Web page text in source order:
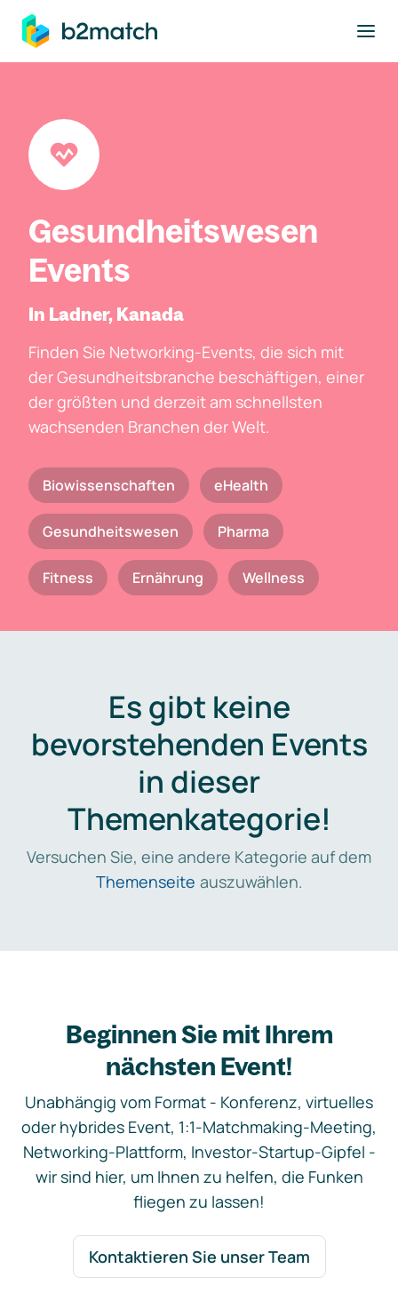
springen
Gesundheitswesen
Events
In Ladner, Kanada
Finden Sie Networking-Events, die sich mit
der Gesundheitsbranche beschäftigen, einer
der größten und derzeit am schnellsten
wachsenden Branchen der Welt.
Biowissenschaften eHealth
Gesundheitswesen Pharma
Fitness Ernährung Wellness
Es gibt keine
bevorstehenden Events
in dieser
Themenkategorie!
Versuchen Sie, eine andere Kategorie auf dem
Themenseite auszuwählen.
Beginnen Sie mit Ihrem
nächsten Event!
Unabhängig vom Format - Konferenz, virtuelles
oder hybrides Event, 1:1-Matchmaking-Meeting,
Networking-Plattform, Investor-Startup-Gipfel -
wir sind hier, um Ihnen zu helfen, die Funken
fliegen zu lassen!
Kontaktieren Sie unser Team